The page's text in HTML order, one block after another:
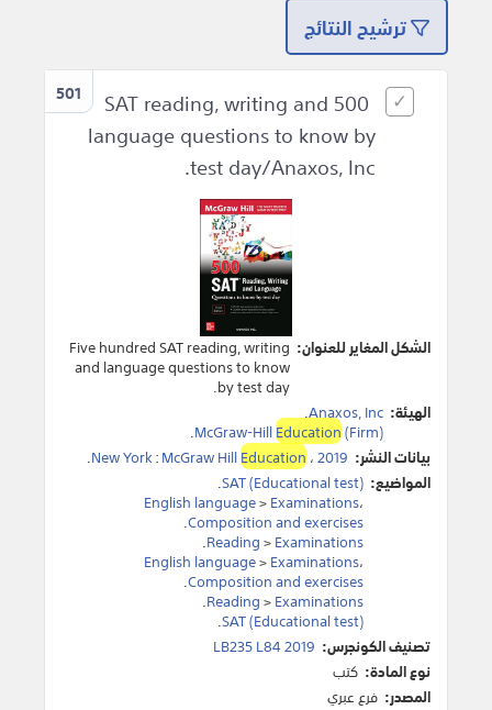
ترشيح النتائج
501
500 SAT reading, writing and
language questions to know by
test day/Anaxos, Inc.
الشكل المغاير للعنوان: Five hundred SAT reading, writing
and language questions to know
by test day.
الهيئة: Anaxos, Inc
.
McGraw-HillEducation(Firm)
.
بيانات النشر:
New York:McGraw HillEducation،2019
.
المواضيع: SAT (Educational test)
.
English language>Examinations،
Composition and exercises
.
Reading>Examinations
.
English language>Examinations،
Composition and exercises
.
Reading>Examinations
.
SAT (Educational test)
.
تصنيف الكونجرس: LB235 L84 2019
نوع المادة: كتب
المصدر: فرع عبري